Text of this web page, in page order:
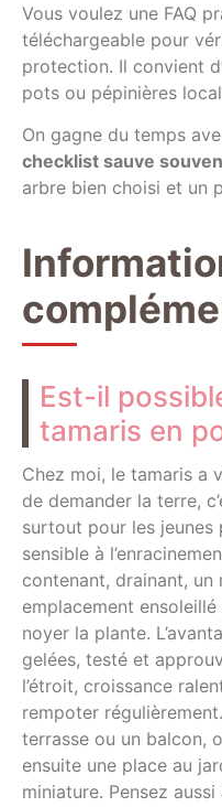
Vous voulez une FAQ
téléchargeable pour
protection. Il convient
pots ou pépinières
On gagne du temps
checklist sauve
arbre bien choisi et un
Est-il
tamaris en
Chez moi, le tamaris a
de demander la terre,
surtout pour les jeunes
sensible à
contenant, drainant, un
emplacement
noyer la plante.
gelées, testé et
l’étroit, croissance
rempoter
terrasse ou un balcon,
ensuite une place au
miniature. Pensez